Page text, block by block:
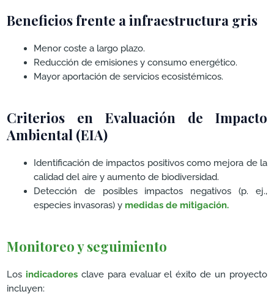
Beneficios frente a infraestructura gris
Menor coste a largo plazo.
Reducción de emisiones y consumo energético.
Mayor aportación de servicios ecosistémicos.
Criterios en Evaluación de Impacto
Ambiental (EIA)
Identificación de impactos positivos como mejora de la
calidad del aire y aumento de biodiversidad.
Detección de posibles impactos negativos (p. ej.,
especies invasoras) y medidas de mitigación.
Monitoreo y seguimiento
Los indicadoresclave para evaluar el éxito de un proyecto
incluyen: